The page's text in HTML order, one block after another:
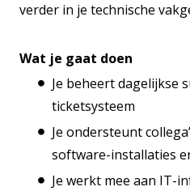
verder in je technische
Wat je gaat doen
Je beheert dagelijkse
ticketsysteem
Je ondersteunt
software-installaties
Je werkt mee aan IT-